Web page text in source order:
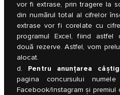
vor fi extrase, prin tragere la
din numărul total al cifrelor
extrase vor fi corelate cu
programul Excel, fiind astfel
două rezerve. Astfel, vom
alocat.
d. Pentru anunțarea
pagina concursului
Facebook/Instagram și premiul